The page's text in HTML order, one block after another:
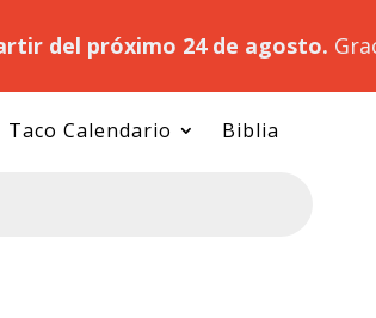
del próximo 24 de agosto.
Taco Calendario Biblia